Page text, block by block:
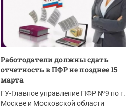
Работодатели должны сдать
отчетность в ПФР не позднее 15
марта
ГУ-Главное управление ПФР №9 по г.
Москве и Московской области